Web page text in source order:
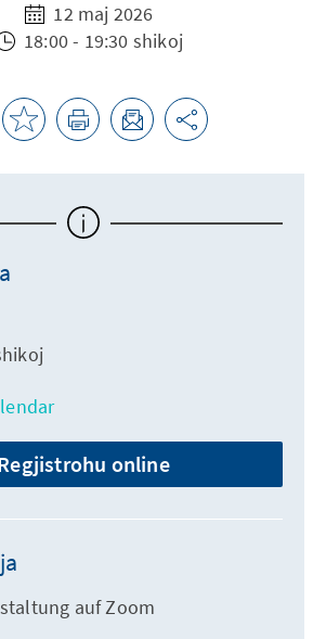
12 maj 2026
18:00 - 19:30 shikoj
online
auf Zoom